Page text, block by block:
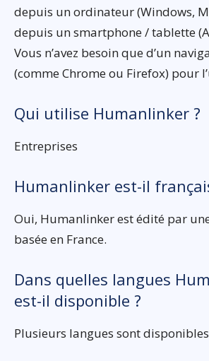
depuis un ordinateur (Windows,
depuis un smartphone / tablette
Vous n’avez besoin que d’un
(comme Chrome ou Firefox) pour
Qui utilise Humanlinker ?
Entreprises
Humanlinker est-il
Oui, Humanlinker est édité par
basée en France.
Dans quelles langues
est-il disponible ?
Plusieurs langues sont